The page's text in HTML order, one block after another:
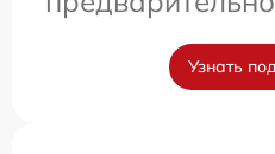
Узнать